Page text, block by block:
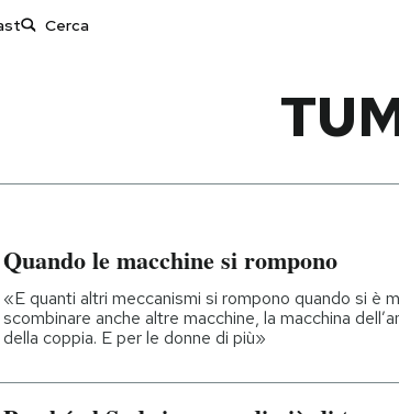
Moda
Ok Boomer!
Media
Quando le macchine si rompono
«E quanti altri meccanismi si rompono quando si è
scombinare anche altre macchine, la macchina
della coppia. E per le donne di più»